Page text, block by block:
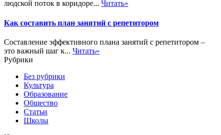
людской поток в коридоре... Читать»
Как составить план занятий с репетитором
Составление эффективного плана занятий с репетитором –
это важный шаг к... Читать»
Рубрики
Без рубрики
Культура
Образование
Общество
Статьи
Школы